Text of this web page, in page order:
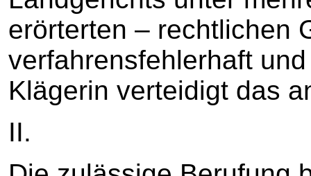
erörterten – rechtlichen
verfahrensfehlerhaft
Klägerin verteidigt das
II.